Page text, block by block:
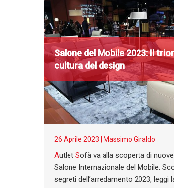
Salone del Mobile 2023: Il
cultura del design
26 Aprile 2023 | Massimo Giraldo
Autlet Sofà va alla scoperta di
Salone Internazionale del Mobile.
segreti dell’arredamento 2023, leggi